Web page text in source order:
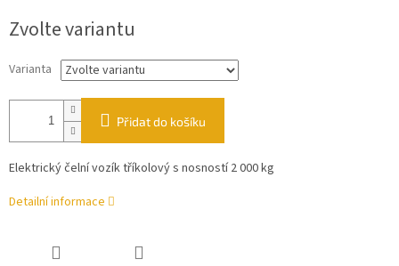
cena:
Zvolte variantu
Varianta
Přidat do košíku
Elektrický čelní vozík tříkolový s nosností 2 000 kg
Detailní informace